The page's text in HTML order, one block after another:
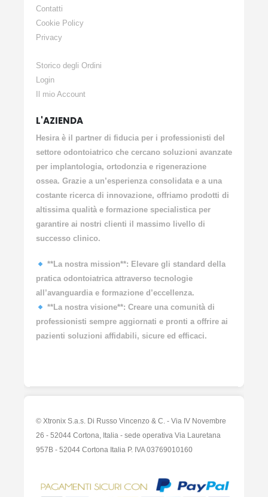
Contatti
Cookie Policy
Privacy
Storico degli Ordini
Login
Il mio Account
L'AZIENDA
Hesira è il partner di fiducia per i professionisti del
settore odontoiatrico che cercano soluzioni avanzate
per implantologia, ortodonzia e rigenerazione
ossea. Grazie a un’esperienza consolidata e a una
costante ricerca di innovazione, offriamo prodotti di
altissima qualità e formazione specialistica per
garantire ai nostri clienti il massimo livello di
successo clinico.
**La nostra mission**: Elevare gli standard della
pratica odontoiatrica attraverso tecnologie
all’avanguardia e formazione d’eccellenza.
**La nostra visione**: Creare una comunità di
professionisti sempre aggiornati e pronti a offrire ai
pazienti soluzioni affidabili, sicure ed efficaci.
© Xtronix S.a.s. Di Russo Vincenzo & C. - Via IV Novembre
26 - 52044 Cortona, Italia - sede operativa Via Lauretana
957B - 52044 Cortona Italia P. IVA 03769010160